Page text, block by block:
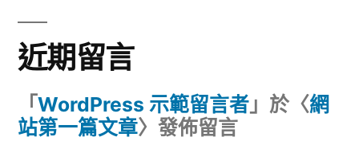
近期留言
「 WordPress 示範留言者 」於〈網
站第一篇文章〉發佈留言